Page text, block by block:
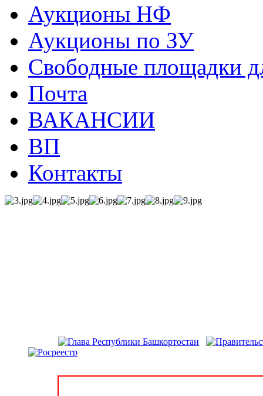
Аукционы НФ
Аукционы по ЗУ
Свободные площадки
Почта
ВАКАНСИИ
ВП
Контакты